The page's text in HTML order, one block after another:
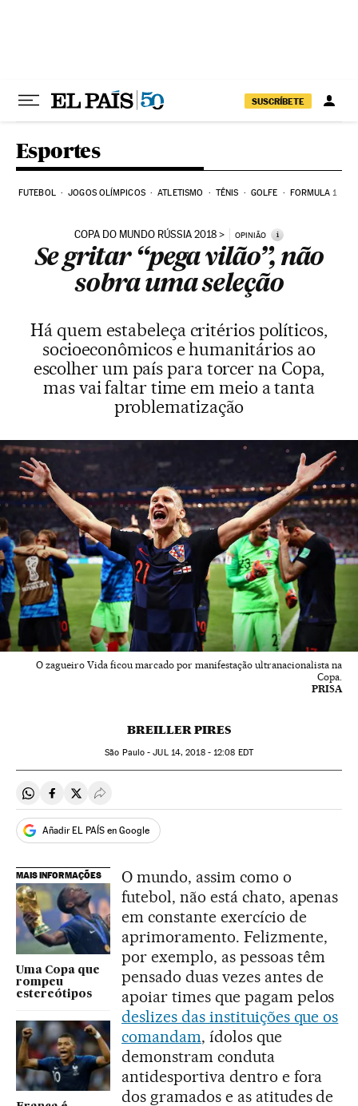
SUSCRÍBETE
Esportes
FUTEBOL JOGOS OLÍMPICOS ATLETISMO TÊNIS GOLFE FORMULA 1
COPA DO MUNDO RÚSSIA 2018 OPINIÃO i
Se gritar “pega vilão”, não
sobra uma seleção
Há quem estabeleça critérios políticos,
socioeconômicos e humanitários ao
escolher um país para torcer na Copa,
mas vai faltar time em meio a tanta
problematização
O zagueiro Vida ficou marcado por manifestação ultranacionalista na
Copa.
PRISA
BREILLER PIRES
São Paulo -JUL14, 2018 - 12:08 EDT
Compartir en Whatsapp
Compartir en Facebook
Compartir en Twitter
Desplegar Redes Sociales
Añadir EL PAÍS en Google
MAIS INFORMAÇÕES
Uma Copa que
rompeu
estereótipos
O mundo, assim como o
futebol, não está chato, apenas
em constante exercício de
aprimoramento. Felizmente,
por exemplo, as pessoas têm
pensado duas vezes antes de
apoiar times que pagam pelos
deslizes das instituições que os
comandam, ídolos que
demonstram conduta
antidesportiva dentro e fora
dos gramados e as atitudes de